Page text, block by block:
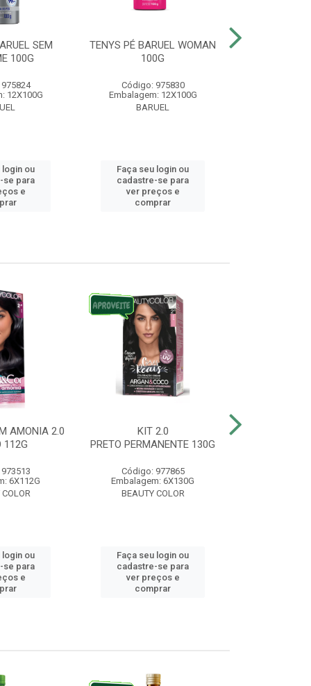
SEM
100G
12X100G
login ou
se para
e
TENYS PÉ BARUEL WOMAN
100G
Código: 975830
Embalagem: 12X100G
BARUEL
Faça seu login ou
cadastre-se para
ver preços e
comprar
AMONIA 2.0
112G
6X112G
login ou
se para
e
KIT 2.0
PRETO PERMANENTE 130G
Código: 977865
Embalagem: 6X130G
BEAUTY COLOR
Faça seu login ou
cadastre-se para
ver preços e
comprar